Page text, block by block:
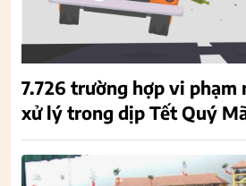
7.726 trường hợp vi phạm
xử lý trong dịp Tết Quý